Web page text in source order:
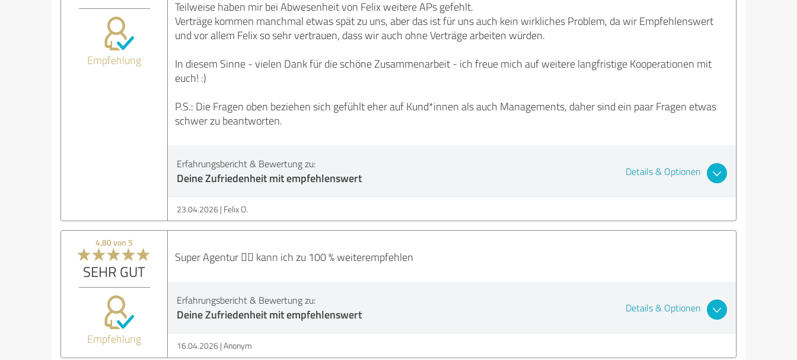
Empfehlung
Teilweise haben mir bei Abwesenheit von Felix weitere APs gefehlt.
Verträge kommen manchmal etwas spät zu uns, aber das ist für uns auch kein wirkliches Problem, da wir Empfehlenswert
und vor allem Felix so sehr vertrauen, dass wir auch ohne Verträge arbeiten würden.
In diesem Sinne - vielen Dank für die schöne Zusammenarbeit - ich freue mich auf weitere langfristige Kooperationen mit
euch! :)
P.S.: Die Fragen oben beziehen sich gefühlt eher auf Kund*innen als auch Managements, daher sind ein paar Fragen etwas
schwer zu beantworten.
Erfahrungsbericht & Bewertung zu:
Deine Zufriedenheit mit empfehlenswert Details & Optionen
23.04.2026 Felix O.
4,80 von 5
SEHR GUT
Empfehlung
Super Agentur 👍🏻 kann ich zu 100 % weiterempfehlen
Erfahrungsbericht & Bewertung zu:
Deine Zufriedenheit mit empfehlenswert Details & Optionen
16.04.2026 Anonym